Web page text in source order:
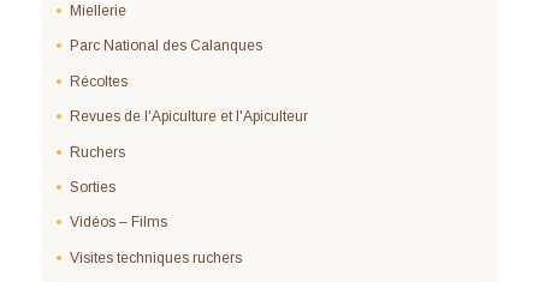
Miellerie
Parc National des Calanques
Récoltes
Revues de l'Apiculture et l'Apiculteur
Ruchers
Sorties
Vidéos – Films
Visites techniques ruchers